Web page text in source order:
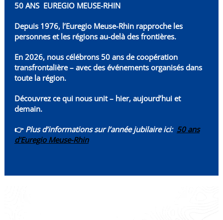
50 ANS EUREGIO MEUSE-RHIN
Depuis 1976, l’Euregio Meuse-Rhin rapproche les
personnes et les régions au-delà des frontières.
En 2026, nous célébrons 50 ans de coopération
transfrontalière – avec des événements organisés dans
toute la région.
Découvrez ce qui nous unit – hier, aujourd’hui et
demain.
👉 Plus d’informations sur l’année jubilaire ici: 50 ans
d'Euregio Meuse-Rhin